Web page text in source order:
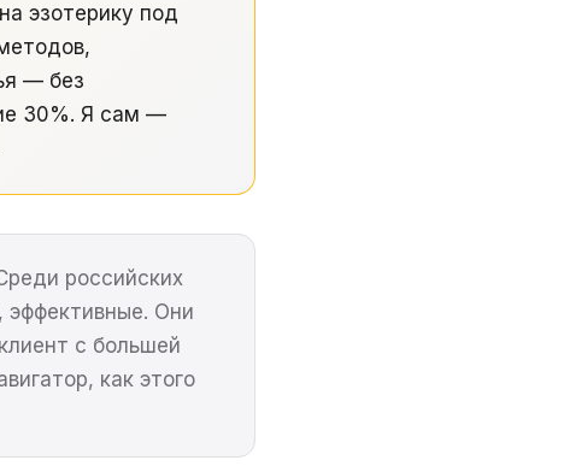
эзотерику под
— без
30%. Я сам —
российских
эффективные. Они
с большей
как этого